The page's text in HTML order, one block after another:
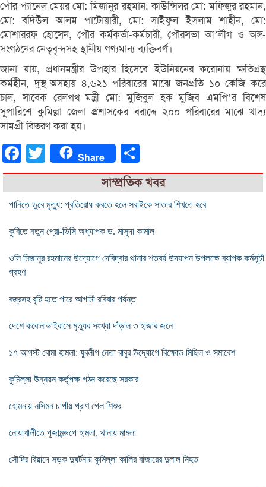
পৌর প্যানেল মেয়র মো: মিজানুর রহমান, কাউন্সিলর মো: মফিজুর রহমান,
মো: বদিউল আলম পাটোয়ারী, মো: সাইফুল ইসলাম শাহীন, মো:
মোশাররফ হোসেন, পৌর কর্মকর্তা-কর্মচারী, পৌরসভা আ’লীগ ও অঙ্গ-
সংগঠনের নেতৃবৃন্দসহ স্থানীয় গণ্যমান্য ব্যক্তিবর্গ।
জানা যায়, প্রধানমন্ত্রীর উপহার হিসেবে ইউনিয়নের করোনায় ক্ষতিগ্রস্থ
কর্মহীন, দুস্থ-অসহায় ৪,৬২১ পরিবারের মাঝে জনপ্রতি ১০ কেজি করে
চাল, সাবেক রেলপথ মন্ত্রী মো: মুজিবুল হক মুজিব এমপি’র বিশেষ
সুপারিশে কুমিল্লা জেলা প্রশাসকের বরাদ্দে ২০০ পরিবারের মাঝে খাদ্য
সামগ্রী বিতরণ করা হয়।
FacebookTwitter Share
সাম্প্রতিক খবর
পানিতে ডুবে মৃত্যু: প্রতিরোধ করতে হলে সবাইকে সাতার শিখতে হবে
কুবিতে নতুন প্রো-ভিসি অধ্যাপক ড. মাসুদা কামাল
ওসি মিজানুর রহমানের উদ্যোগে দেবিদ্বার থানার শতবর্ষ উদযাপন উপলক্ষে ব্যাপক কর্মসূচী
গ্রহণ
বজ্রসহ বৃষ্টি হতে পারে আগামী রবিবার পর্যন্ত
দেশে করোনাভাইরাসে মৃত্যুর সংখ্যা দাঁড়াল ৩ হাজার জনে
১৭ আগস্ট বোমা হামলা: যুবলীগ নেতা বাবুর উদ্যোগে বিক্ষোভ মিছিল ও সমাবেশ
কুমিল্লা উন্নয়ন কর্তৃপক্ষ গঠন করেছে সরকার
হোমনায় নসিমন চাপাঁয় প্রাণ গেল শিশুর
নোয়াখালীতে পূজামন্ডপে হামলা, থানায় মামলা
সৌদির রিয়াদে সড়ক দুঘর্টনায় কুমিল্লা কালির বাজারের দুলাল নিহত